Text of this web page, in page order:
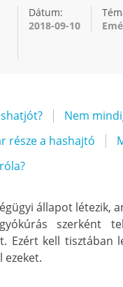
Dátum:
2018-09-10
Nem
része a hashajtó
állapot létezik,
szerként
Ezért kell tisztában
ezeket.